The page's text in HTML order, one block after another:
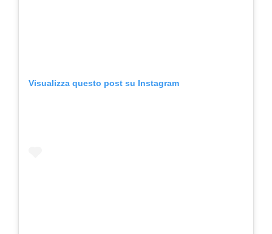
Visualizza questo post su Instagram